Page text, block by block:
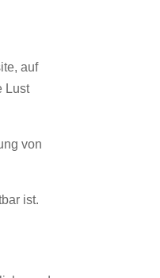
auf
Lust
von
ist.